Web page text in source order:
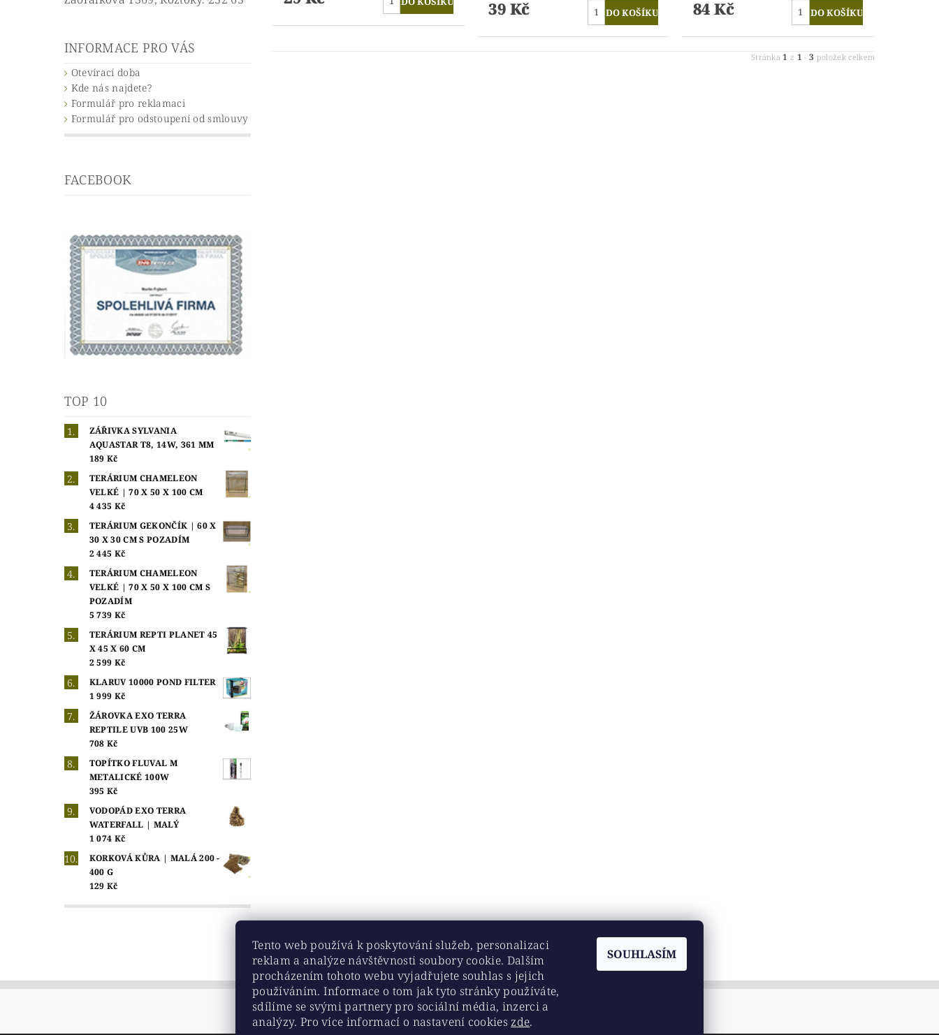
INFORMACE PRO VÁS
Otevírací doba
Kde nás najdete?
Formulář pro reklamaci
Formulář pro odstoupení od smlouvy
FACEBOOK
TOP 10
ZÁŘIVKA SYLVANIA
AQUASTAR T8, 14W, 361 MM
189 Kč
TERÁRIUM CHAMELEON
VELKÉ | 70 X 50 X 100 CM
4 435 Kč
TERÁRIUM GEKONČÍK | 60 X
30 X 30 CM S POZADÍM
2 445 Kč
TERÁRIUM CHAMELEON
VELKÉ | 70 X 50 X 100 CM S
POZADÍM
5 739 Kč
TERÁRIUM REPTI PLANET 45
X 45 X 60 CM
2 599 Kč
KLARUV 10000 POND FILTER
1 999 Kč
ŽÁROVKA EXO TERRA
REPTILE UVB 100 25W
708 Kč
TOPÍTKO FLUVAL M
METALICKÉ 100W
395 Kč
VODOPÁD EXO TERRA
WATERFALL | MALÝ
1 074 Kč
KORKOVÁ KŮRA | MALÁ 200 -
400 G
129 Kč
39 Kč 84 Kč
Stránka1 z 1 -3 položek celkem
Historickesklo.cz | Chovatelskepotreby.eu
Tento web používá k poskytování služeb, personalizaci
reklam a analýze návštěvnosti soubory cookie. Dalším
procházením tohoto webu vyjadřujete souhlas s jejich
používáním. Informace o tom jak tyto stránky používáte,
sdílíme se svými partnery pro sociální média, inzerci a
analýzy. Pro více informací o nastavení cookies zde.
SOUHLASÍM